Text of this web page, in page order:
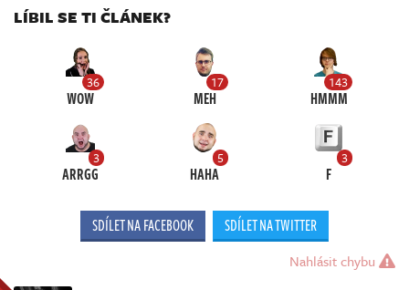
LÍBIL SE TI ČLÁNEK?
36
WOW
17
MEH
143
HMMM
3
ARRGG
5
HAHA
3
F
SDÍLET NA FACEBOOK SDÍLET NA TWITTER
Nahlásit chybu